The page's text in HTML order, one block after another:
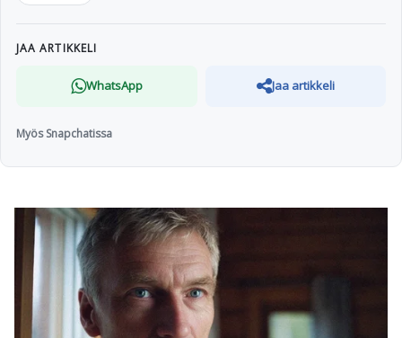
JAA ARTIKKELI
WhatsApp Jaa artikkeli
Myös Snapchatissa